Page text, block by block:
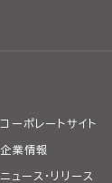
コーポレートサイト
企業情報
ニュース・リリース